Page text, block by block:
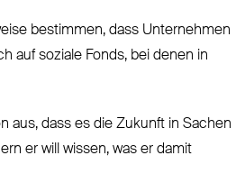
bestimmen, dass Unternehmen
auf soziale Fonds, bei denen in
aus, dass es die Zukunft in Sachen
er will wissen, was er damit